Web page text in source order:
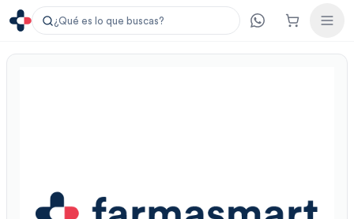
¿Qué es lo que buscas?